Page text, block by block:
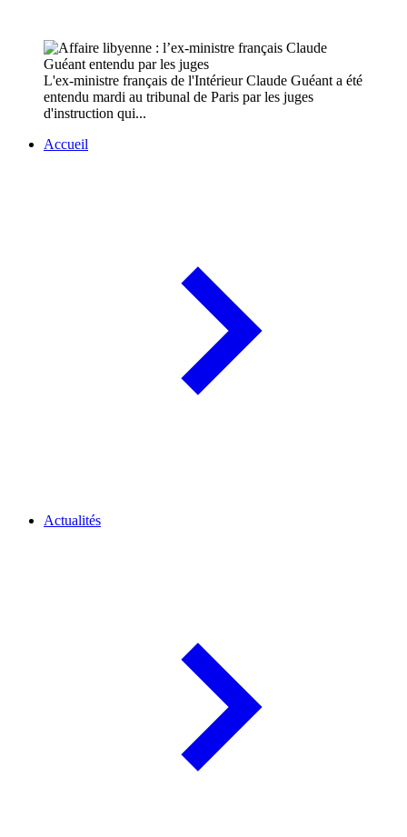
L'ex-ministre français de l'Intérieur Claude Guéant a été
entendu mardi au tribunal de Paris par les juges
d'instruction qui...
Accueil
Actualités